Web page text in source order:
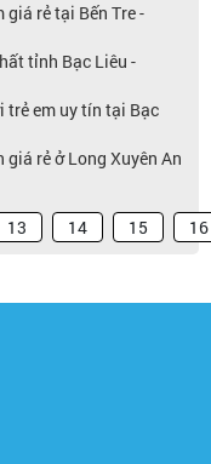
rẻ tại Bến Tre -
tỉnh Bạc Liêu -
trẻ em uy tín tại Bạc
rẻ ở Long Xuyên An
13 14 15 16